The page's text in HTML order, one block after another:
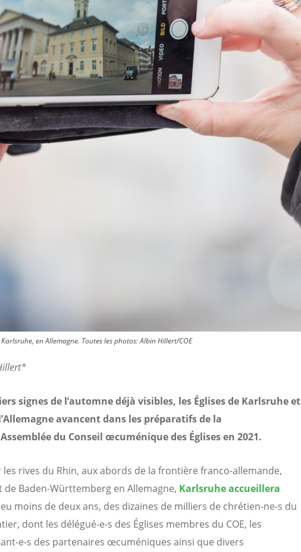
en Allemagne. Toutes les photos: Albin Hillert/COE
signes de l’automne déjà visibles, les Églises de Karlsruhe et
avancent dans les préparatifs de la
du Conseil œcuménique des Églises en 2021.
les rives du Rhin, aux abords de la frontière franco-allemande,
de Baden-Württemberg en Allemagne, Karlsruhe accueillera
moins de deux ans, des dizaines de milliers de chrétien-ne-s du
dont les délégué-e-s des Églises membres du COE, les
e-s des partenaires œcuméniques ainsi que divers